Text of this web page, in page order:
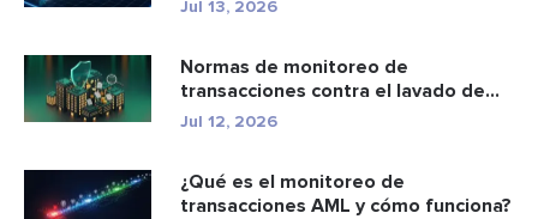
Jul 13, 2026
Normas de monitoreo de
transacciones contra el lavado de
dinero: c...
Jul 12, 2026
¿Qué es el monitoreo de
transacciones AML y cómo funciona?